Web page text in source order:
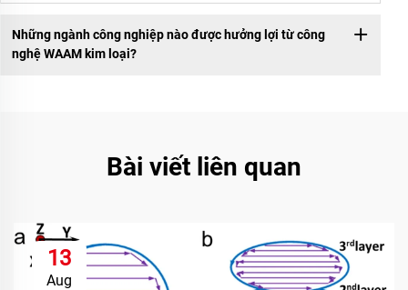
Những ngành công nghiệp nào được hưởng lợi từ công
nghệ WAAM kim loại?
Bài viết liên quan
13
Aug